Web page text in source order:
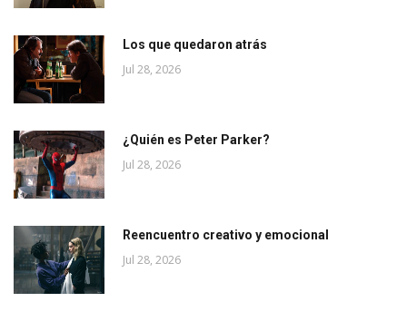
Los que quedaron atrás
Jul 28, 2026
¿Quién es Peter Parker?
Jul 28, 2026
Reencuentro creativo y emocional
Jul 28, 2026